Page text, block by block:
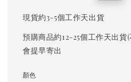
現貨約3-5個工作天出貨
預購商品約12-25個工作天出貨
會提早寄出
顏色